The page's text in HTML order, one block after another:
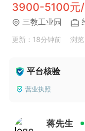
3900-5100元/
三教工业园
更新：18分钟前 浏
平台核验
营业执照
蒋先生